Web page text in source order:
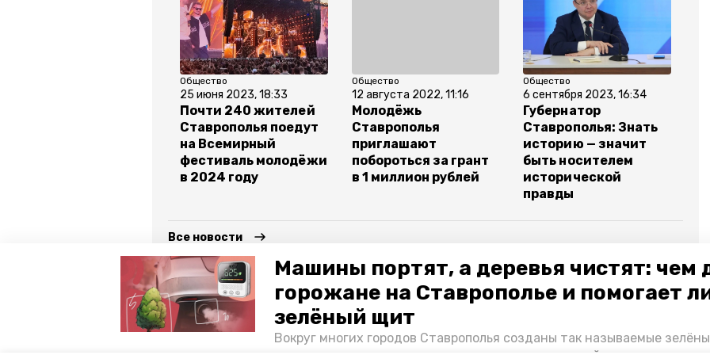
Машины портят, а деревья чистят: чем
горожане на Ставрополье и помогает
зелёный щит
Вокруг многих городов Ставрополья созданы так называемые
Общество
25 июня 2023, 18:33
Почти 240 жителей
Ставрополья поедут
на Всемирный
фестиваль молодёжи
в 2024 году
Общество
12 августа 2022, 11:16
Молодёжь
Ставрополья
приглашают
побороться за грант
в 1 миллион рублей
Общество
6 сентября 2023, 16:34
Губернатор
Ставрополья: Знать
историю — значит
быть носителем
исторической
правды
Все новости
ставропольский край владимир владимиров форум машук
минмолодёжи ск